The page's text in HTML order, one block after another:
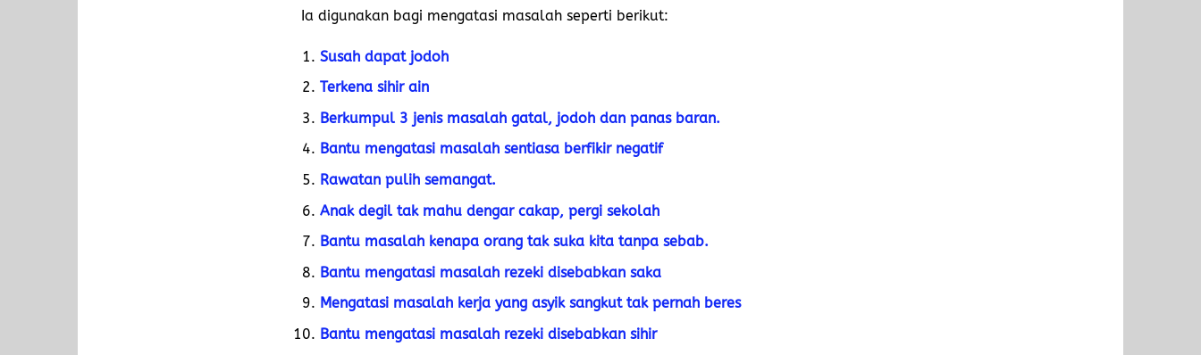
Ia digunakan bagi mengatasi masalah seperti berikut:
Susah dapat jodoh
Terkena sihir ain
Berkumpul 3 jenis masalah gatal, jodoh dan panas baran.
Bantu mengatasi masalah sentiasa berfikir negatif
Rawatan pulih semangat.
Anak degil tak mahu dengar cakap, pergi sekolah
Bantu masalah kenapa orang tak suka kita tanpa sebab.
Bantu mengatasi masalah rezeki disebabkan saka
Mengatasi masalah kerja yang asyik sangkut tak pernah beres
Bantu mengatasi masalah rezeki disebabkan sihir